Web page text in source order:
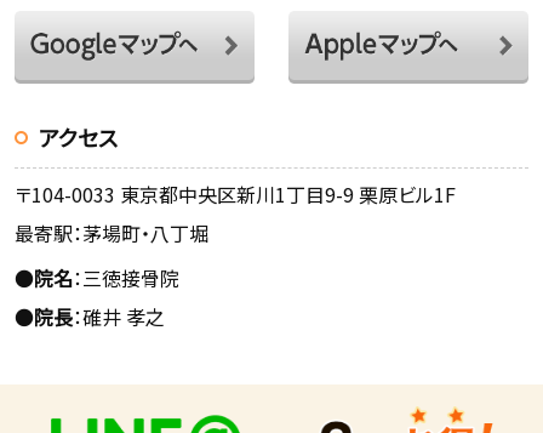
アクセス
〒104-0033 東京都中央区新川1丁目9-9 栗原ビル1F
最寄駅：茅場町・八丁堀
●院名：三徳接骨院
●院長：碓井 孝之